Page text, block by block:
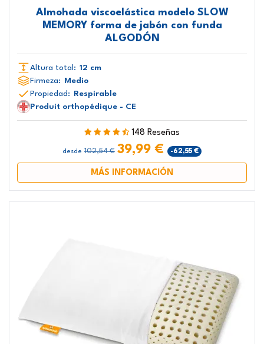
Almohada viscoelástica modelo SLOW
MEMORY forma de jabón con funda
ALGODÓN
Altura total: 12 cm
Firmeza:
Medio
Propiedad:
Respirable
Produit orthopédique - CE
148 Reseñas
desde 102,54 € 39,99 € -62,55 €
MÁS INFORMACIÓN